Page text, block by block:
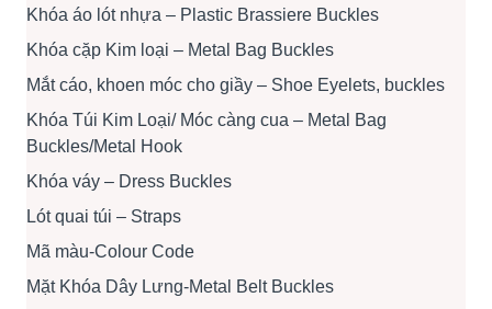
Khóa áo lót nhựa – Plastic Brassiere Buckles
Khóa cặp Kim loại – Metal Bag Buckles
Mắt cáo, khoen móc cho giầy – Shoe Eyelets, buckles
Khóa Túi Kim Loại/ Móc càng cua – Metal Bag
Buckles/Metal Hook
Khóa váy – Dress Buckles
Lót quai túi – Straps
Mã màu-Colour Code
Mặt Khóa Dây Lưng-Metal Belt Buckles